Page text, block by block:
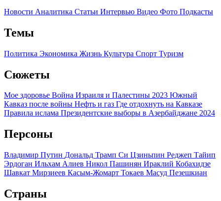
Новости Аналитика Статьи Интервью Видео Фото Подкасты
Темы
Политика Экономика Жизнь Культура Спорт Туризм
Сюжеты
Мое здоровье Война Израиля и Палестины 2023 Южный
Кавказ после войны Нефть и газ Где отдохнуть на Кавказе
Правила ислама Президентские выборы в Азербайджане 2024
Персоны
Владимир Путин Дональд Трамп Си Цзиньпин Реджеп Тайип
Эрдоган Ильхам Алиев Никол Пашинян Ираклий Кобахидзе
Шавкат Мирзиеев Касым-Жомарт Токаев Масуд Пезешкиан
Страны